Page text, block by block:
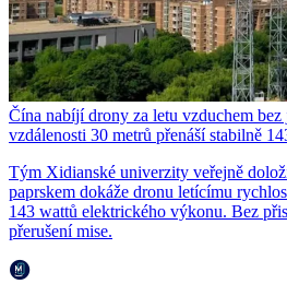
Čína nabíjí drony za letu vzduchem
vzdálenosti 30 metrů přenáší stabilně
Tým Xidianské univerzity veřejně
paprskem dokáže dronu letícímu
143 wattů elektrického výkonu. Bez
přerušení mise.